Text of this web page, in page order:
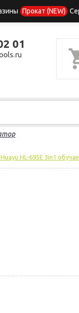
Прокат (NEW)
01
HL-695E 3in1